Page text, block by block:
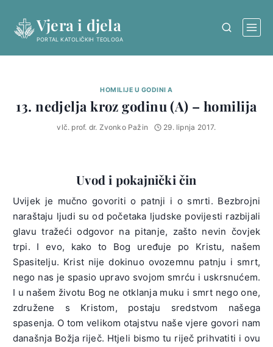
content
Vjera i djela
PORTAL KATOLIČKIH TEOLOGA
HOMILIJE U GODINI A
13. nedjelja kroz godinu (A) – homilija
vlč. prof. dr. Zvonko Pažin 29. lipnja 2017.
Uvod i pokajnički čin
Uvijek je mučno govoriti o patnji i o smrti. Bezbrojni
naraštaju ljudi su od početaka ljudske povijesti razbijali
glavu tražeći odgovor na pitanje, zašto nevin čovjek
trpi. I evo, kako to Bog uređuje po Kristu, našem
Spasitelju. Krist nije dokinuo ovozemnu patnju i smrt,
nego nas je spasio upravo svojom smrću i uskrsnućem.
I u našem životu Bog ne otklanja muku i smrt nego one,
združene s Kristom, postaju sredstvom našega
spasenja. O tom velikom otajstvu naše vjere govori nam
današnja Božja riječ. Htjeli bismo tu riječ prihvatiti i ovu